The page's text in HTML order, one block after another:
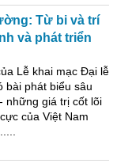
Từ bi và trí
và phát triển
Lễ khai mạc Đại lễ
bài phát biểu sâu
những giá trị cốt lõi
của Việt Nam